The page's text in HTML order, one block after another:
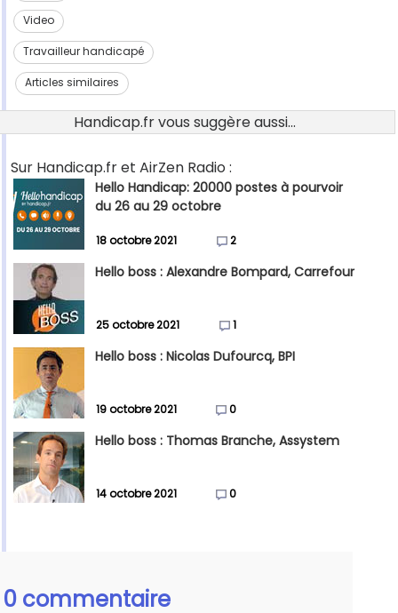
Video
Travailleur handicapé
Articles similaires
Handicap.fr vous suggère aussi...
Sur Handicap.fr et AirZen Radio :
Hello Handicap: 20000 postes à pourvoir
du 26 au 29 octobre
18 octobre 2021 2
Hello boss : Alexandre Bompard, Carrefour
25 octobre 2021 1
Hello boss : Nicolas Dufourcq, BPI
19 octobre 2021 0
Hello boss : Thomas Branche, Assystem
14 octobre 2021 0
0 commentaire